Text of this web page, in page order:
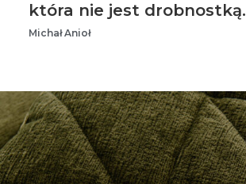
która nie jest drobnostką.
Michał Anioł